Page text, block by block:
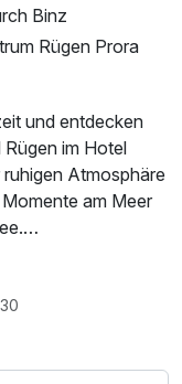
Binz
Rügen Prora
und entdecken
im Hotel
Atmosphäre
am Meer
die
vielseitige Natur
/